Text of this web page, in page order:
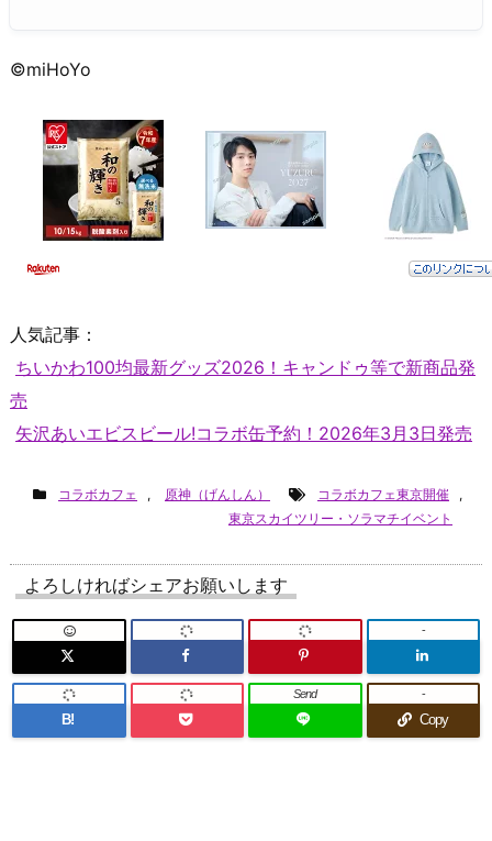
©miHoYo
人気記事：
ちいかわ100均最新グッズ2026！キャンドゥ等で新商品発
売
矢沢あいエビスビール!コラボ缶予約！2026年3月3日発売
コラボカフェ , 原神（げんしん） コラボカフェ東京開催
,
東京スカイツリー・ソラマチイベント
よろしければシェアお願いします
-
B!
Send
Copy
-